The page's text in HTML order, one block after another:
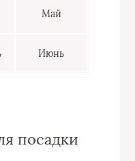
Май
Июнь
посадки